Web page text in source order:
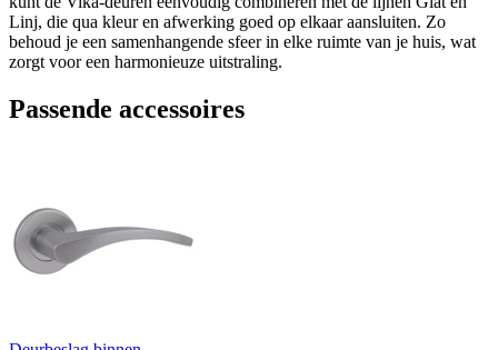
Linj, die qua kleur en afwerking goed op elkaar aansluiten. Zo
behoud je een samenhangende sfeer in elke ruimte van je huis, wat
zorgt voor een harmonieuze uitstraling.
Passende accessoires